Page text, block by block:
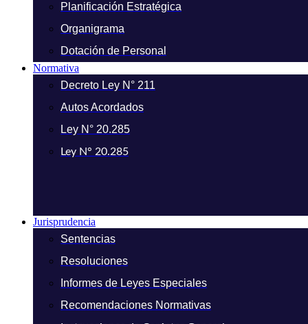
Planificación Estratégica
Organigrama
Dotación de Personal
Normativa
Decreto Ley N° 211
Autos Acordados
Ley N° 20.285
Ley N° 20.285
Jurisprudencia
Sentencias
Resoluciones
Informes de Leyes Especiales
Recomendaciones Normativas